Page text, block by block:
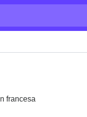
francesa